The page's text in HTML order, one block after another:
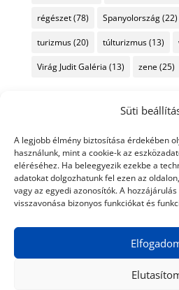
Süti
A legjobb élmény biztosítása érdekében
használunk, mint a cookie-k az
eléréséhez. Ha beleegyezik ezekbe a
adatokat dolgozhatunk fel ezen az
vagy az egyedi azonosítók. A
visszavonása bizonyos funkciókat és
régészet(78) Spanyolország(22)
turizmus(20) túlturizmus(13)
Virág Judit Galéria (13) zene (25)